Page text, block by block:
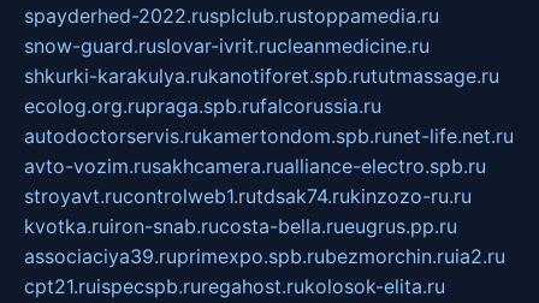
spayderhed-2022.rusplclub.rustoppamedia.ru
snow-guard.ruslovar-ivrit.rucleanmedicine.ru
shkurki-karakulya.rukanotiforet.spb.rututmassage.ru
ecolog.org.rupraga.spb.rufalcorussia.ru
autodoctorservis.rukamertondom.spb.runet-life.net.ru
avto-vozim.rusakhcamera.rualliance-electro.spb.ru
stroyavt.rucontrolweb1.rutdsak74.rukinzozo-ru.ru
kvotka.ruiron-snab.rucosta-bella.rueugrus.pp.ru
associaciya39.ruprimexpo.spb.rubezmorchin.ruia2.ru
cpt21.ruispecspb.ruregahost.rukolosok-elita.ru